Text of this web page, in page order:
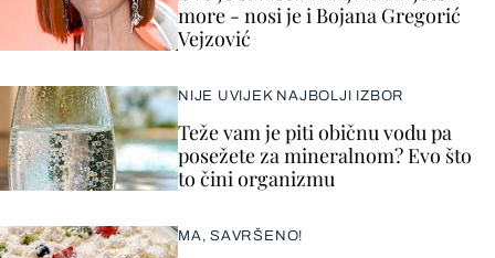
more - nosi je i Bojana Gregorić
Vejzović
NIJE UVIJEK NAJBOLJI IZBOR
Teže vam je piti običnu vodu pa
posežete za mineralnom? Evo što
to čini organizmu
MA, SAVRŠENO!